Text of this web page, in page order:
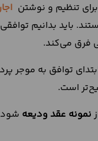
تنظیم و نوشتن
باید بدانیم توافقی
فرق می‌کند.
توافق به موجر
است.
نمونه عقد ودیعه